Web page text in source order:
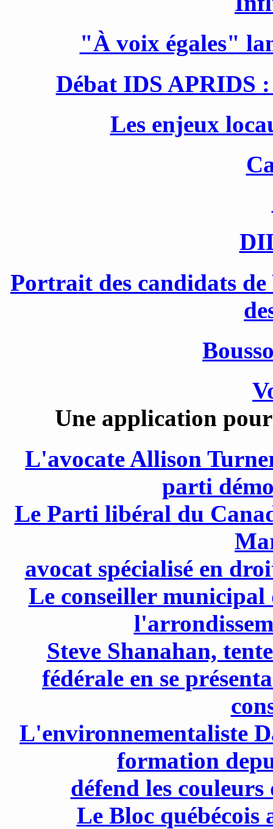
"À voix égales"
Débat IDS APRIDS
Les enjeux
Portrait des candidats
Une application
L'avocate Allison
parti
Le Parti libéral du
avocat spécialisé en
Le conseiller
Steve Shanahan,
fédérale en se
L'environnementaliste
formation
défend les
Le Bloc québécois